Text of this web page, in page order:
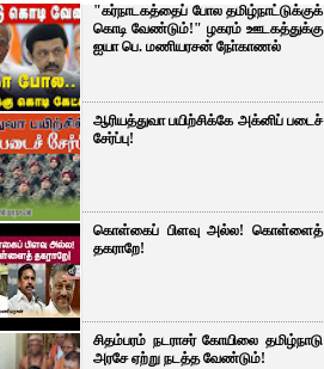
"கர்நாடகத்தைப் போல தமிழ்நாட்டுக்குக்
கொடி வேண்டும்!" ழகரம் ஊடகத்துக்கு
ஐயா பெ. மணியரசன் நோ்காணல்
ஆரியத்துவா பயிற்சிக்கே அக்னிப் படைச்
சேர்ப்பு!
கொள்கைப் பிளவு அல்ல! கொள்ளைத்
தகராறே!
சிதம்பரம் நடராசர் கோயிலை தமிழ்நாடு
அரசே ஏற்று நடத்த வேண்டும்!